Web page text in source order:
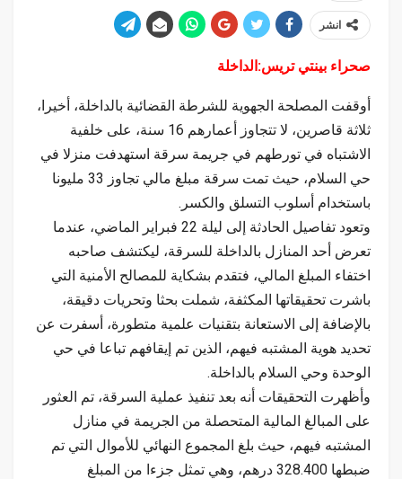
انشر
صحراء بينتي تريس:الداخلة
أوقفت المصلحة الجهوية للشرطة القضائية بالداخلة، أخيرا،
ثلاثة قاصرين، لا تتجاوز أعمارهم 16 سنة، على خلفية
الاشتباه في تورطهم في جريمة سرقة استهدفت منزلا في
حي السلام، حيث تمت سرقة مبلغ مالي تجاوز 33 مليونا
باستخدام أسلوب التسلق والكسر.
وتعود تفاصيل الحادثة إلى ليلة 22 فبراير الماضي، عندما
تعرض أحد المنازل بالداخلة للسرقة، ليكتشف صاحبه
اختفاء المبلغ المالي، فتقدم بشكاية للمصالح الأمنية التي
باشرت تحقيقاتها المكثفة، شملت بحثا وتحريات دقيقة،
بالإضافة إلى الاستعانة بتقنيات علمية متطورة، أسفرت عن
تحديد هوية المشتبه فيهم، الذين تم إيقافهم تباعا في حي
الوحدة وحي السلام بالداخلة.
وأظهرت التحقيقات أنه بعد تنفيذ عملية السرقة، تم العثور
على المبالغ المالية المتحصلة من الجريمة في منازل
المشتبه فيهم، حيث بلغ المجموع النهائي للأموال التي تم
ضبطها 328.400 درهم، وهي تمثل جزءا من المبلغ